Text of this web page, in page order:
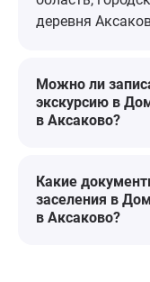
деревня
Можно ли
экскурсию в
в Аксаково?
Какие
заселения в
в Аксаково?